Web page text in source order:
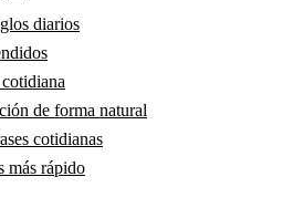
diarios
de forma natural
cotidianas
más rápido